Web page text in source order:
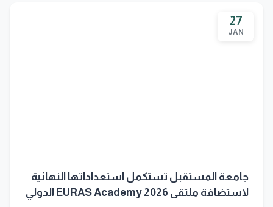
27
JAN
جامعة المستقبل تستكمل استعداداتها النهائية
لاستضافة ملتقى EURAS Academy 2026 الدولي